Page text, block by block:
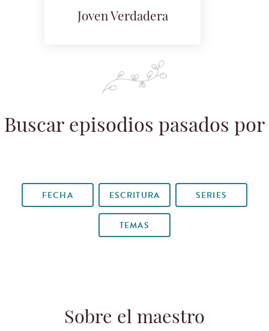
Joven Verdadera
Buscar episodios pasados por
FECHA ESCRITURA SERIES
TEMAS
Sobre el maestro